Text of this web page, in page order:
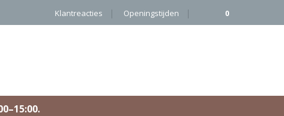
Klantreacties Openingstijden 0